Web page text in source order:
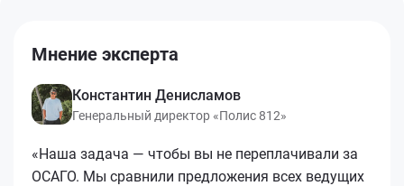
Мнение эксперта
Константин Денисламов
Генеральный директор «Полис 812»
«Наша задача — чтобы вы не переплачивали за
ОСАГО. Мы сравнили предложения всех ведущих